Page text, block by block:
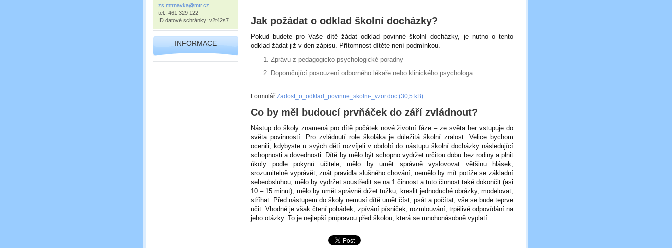
Jak požádat o odklad školní docházky?
Pokud budete pro Vaše dítě žádat odklad povinné školní docházky, je nutno o tento
odklad žádat již v den zápisu. Přítomnost dítěte není podmínkou.
Zprávu z pedagogicko-psychologické poradny
Doporučující posouzení odborného lékaře nebo klinického psychologa.
Formulář Zadost_o_odklad_povinne_skolni-_vzor.doc (30,5 kB)
Co by měl budoucí prvňáček do září zvládnout?
Nástup do školy znamená pro dítě počátek nové životní fáze – ze světa her vstupuje do
světa povinností. Pro zvládnutí role školáka je důležitá školní zralost. Velice bychom
ocenili, kdybyste u svých dětí rozvíjeli v období do nástupu školní docházky následující
schopnosti a dovednosti: Dítě by mělo být schopno vydržet určitou dobu bez rodiny a plnit
úkoly podle pokynů učitele, mělo by umět správně vyslovovat většinu hlásek,
srozumitelně vyprávět, znát pravidla slušného chování, nemělo by mít potíže se základní
sebeobsluhou, mělo by vydržet soustředit se na 1 činnost a tuto činnost také dokončit (asi
10 – 15 minut), mělo by umět správně držet tužku, kreslit jednoduché obrázky, modelovat,
stříhat. Před nástupem do školy nemusí dítě umět číst, psát a počítat, vše se bude teprve
učit. Vhodné je však čtení pohádek, zpívání písniček, rozmlouvání, trpělivé odpovídání na
jeho otázky. To je nejlepší průpravou před školou, která se mnohonásobně vyplatí.
zs.mtrnavka@mtr.cz
tel.: 461 329 122
ID datové schránky: v2t42s7
INFORMACE